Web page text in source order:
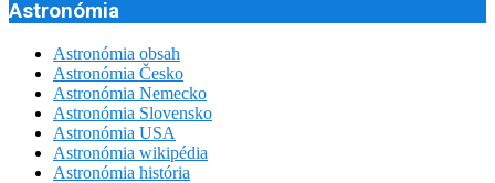
Astronómia
Astronómia obsah
Astronómia Česko
Astronómia Nemecko
Astronómia Slovensko
Astronómia USA
Astronómia wikipédia
Astronómia história